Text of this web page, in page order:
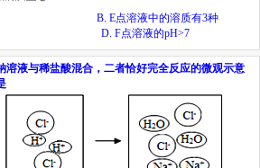
B. E点溶液中的溶质有3种
D.F点溶液的pH>7
溶液与稀盐酸混合，二者恰好完全反应的微观示意